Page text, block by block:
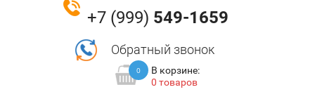
+7 (999) 549-1659
Обратный звонок
0
В корзине:
0 товаров